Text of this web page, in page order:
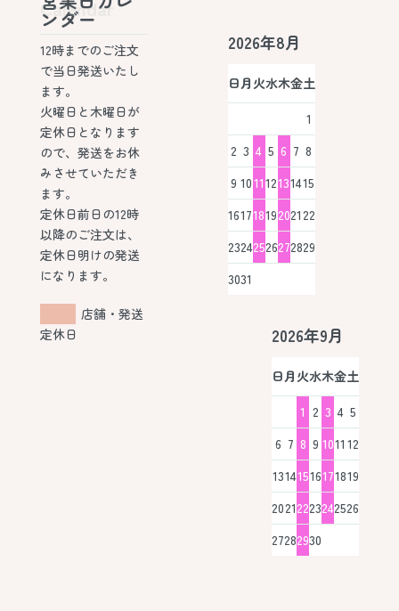
Calendar
ンダー
12時までのご注文
で当日発送いたし
ます。
火曜日と木曜日が
定休日となります
ので、発送をお休
みさせていただき
ます。
定休日前日の12時
以降のご注文は、
定休日明けの発送
になります。
店舗・発送
定休日
2026年8月
日月 火水木金土
1
2 3 4 5 6 7 8
9 101112131415
16171819202122
23242526272829
3031
2026年9月
日月 火水木金土
1 2 3 4 5
6 7 8 9 1011 12
13141516171819
20212223242526
27282930